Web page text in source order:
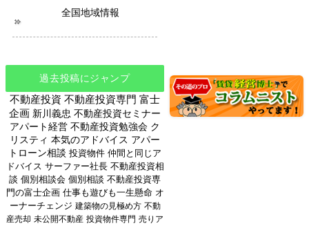
全国地域情報
過去投稿にジャンプ
不動産投資 不動産投資専門 富士
企画 新川義忠 不動産投資セミナー
アパート経営 不動産投資勉強会 ク
リスティ 本気のアドバイス アパー
トローン相談 投資物件 仲間と同じア
ドバイス サーファー社長 不動産投資相
談 個別相談会 個別相談 不動産投資専
門の富士企画 仕事も遊びも一生懸命 オ
ーナーチェンジ 建築物の見極め方 不動
産売却 未公開不動産 投資物件専門 売りア